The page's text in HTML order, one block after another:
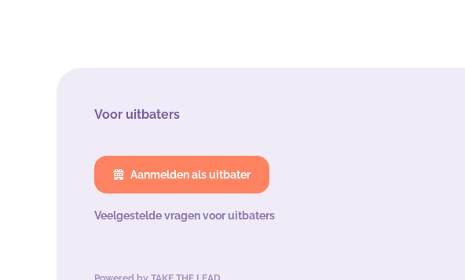
Voor uitbaters
Aanmelden als uitbater
Veelgestelde vragen voor uitbaters